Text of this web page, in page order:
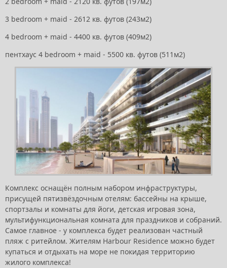
3 bedroom + maid - 2612 кв. футов (243м2)
4 bedroom + maid - 4400 кв. футов (409м2)
пентхаус 4 bedroom + maid - 5500 кв. футов (511м2)
Комплекс оснащён полным набором инфраструктуры,
присущей пятизвёздочным отелям: бассейны на крыше,
спортзалы и комнаты для йоги, детская игровая зона,
мультифункциональная комната для праздников и собраний.
Самое главное - у комплекса будет реализован частный
пляж с ритейлом. Жителям Harbour Residence можно будет
купаться и отдыхать на море не покидая территорию
жилого комплекса!